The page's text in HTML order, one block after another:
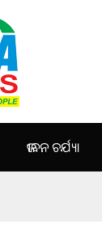
ଜୀବନ ଚର୍ଯ୍ୟା